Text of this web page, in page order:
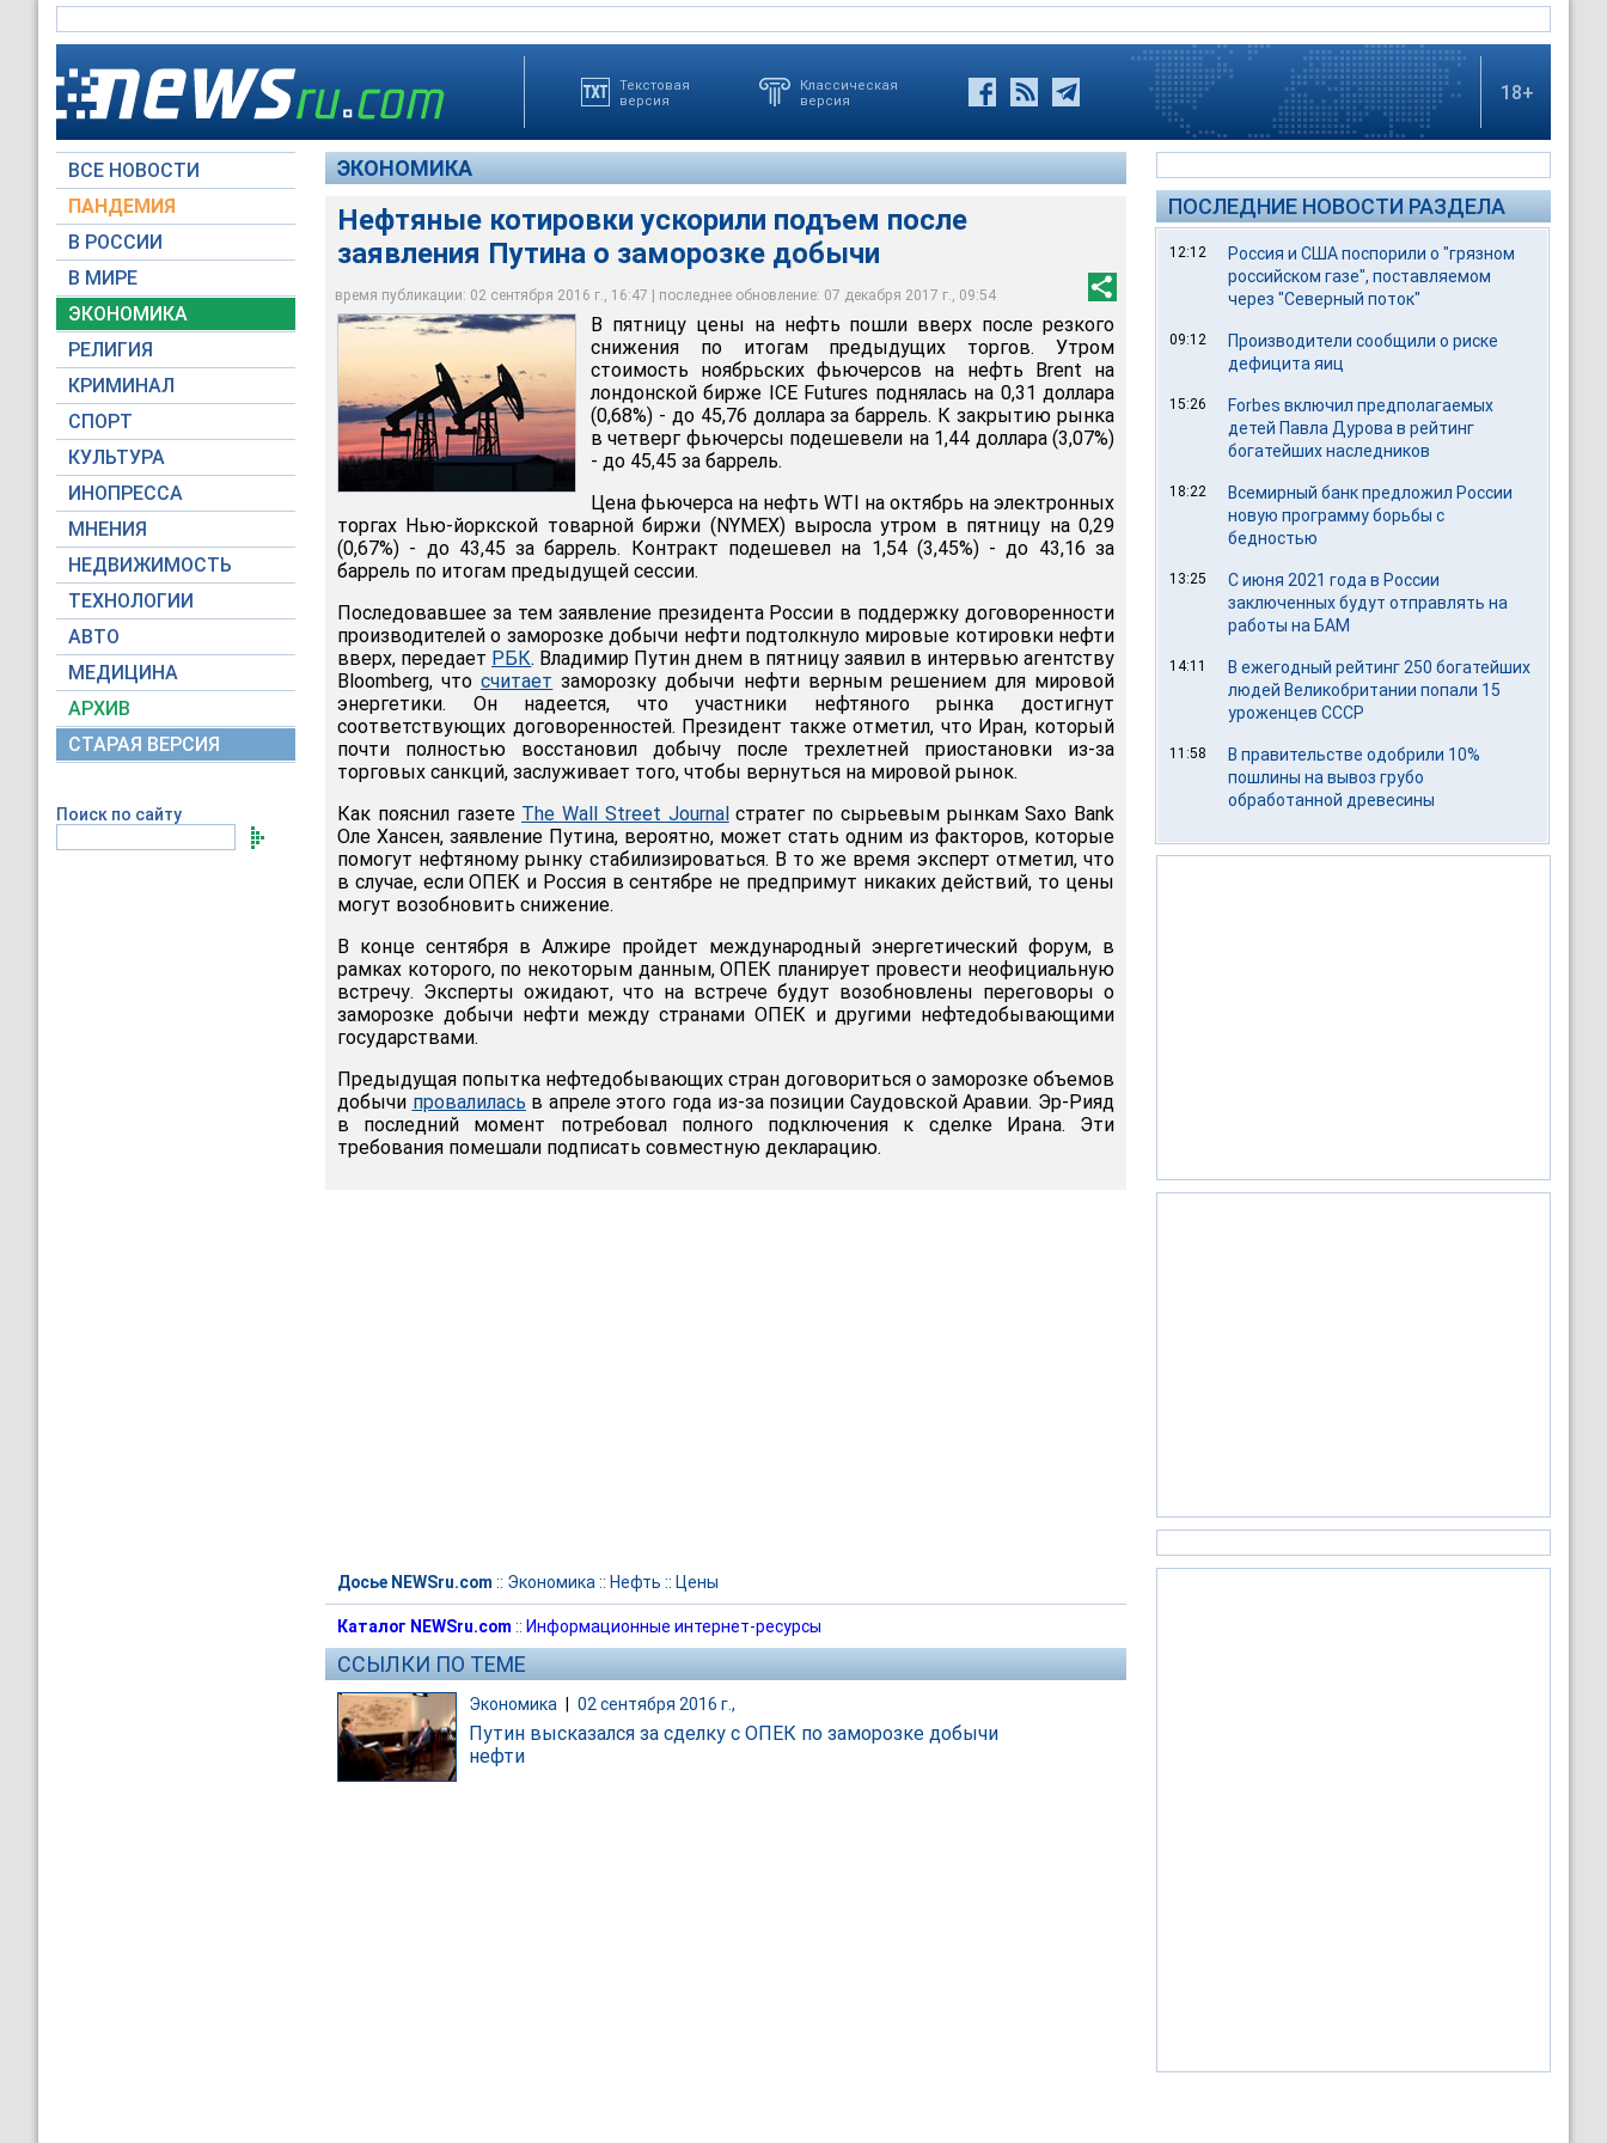
Текстовая
версия
Классическая
версия
18+
ВСЕ НОВОСТИ
ПАНДЕМИЯ
В РОССИИ
В МИРЕ
ЭКОНОМИКА
РЕЛИГИЯ
КРИМИНАЛ
СПОРТ
КУЛЬТУРА
ИНОПРЕССА
МНЕНИЯ
НЕДВИЖИМОСТЬ
ТЕХНОЛОГИИ
АВТО
МЕДИЦИНА
АРХИВ
СТАРАЯ ВЕРСИЯ
Поиск по сайту
ЭКОНОМИКА
Нефтяные котировки ускорили подъем после
заявления Путина о заморозке добычи
время публикации: 02 сентября 2016 г., 16:47 | последнее обновление: 07 декабря 2017 г., 09:54
Нефтяные котировки ускорили подъем после заявления Путина о заморозке добычи
Global Look Press
В пятницу цены на нефть пошли вверх после резкого
снижения по итогам предыдущих торгов. Утром
стоимость ноябрьских фьючерсов на нефть Brent на
лондонской бирже ICE Futures поднялась на 0,31 доллара
(0,68%) - до 45,76 доллара за баррель. К закрытию рынка
в четверг фьючерсы подешевели на 1,44 доллара (3,07%)
- до 45,45 за баррель.
Цена фьючерса на нефть WTI на октябрь на электронных
торгах Нью-йоркской товарной биржи (NYMEX) выросла утром в пятницу на 0,29
(0,67%) - до 43,45 за баррель. Контракт подешевел на 1,54 (3,45%) - до 43,16 за
баррель по итогам предыдущей сессии.
Последовавшее за тем заявление президента России в поддержку договоренности
производителей о заморозке добычи нефти подтолкнуло мировые котировки нефти
вверх, передает РБК. Владимир Путин днем в пятницу заявил в интервью агентству
Bloomberg, чтосчитает заморозку добычи нефти верным решением для мировой
энергетики. Он надеется, что участники нефтяного рынка достигнут
соответствующих договоренностей. Президент также отметил, что Иран, который
почти полностью восстановил добычу после трехлетней приостановки из-за
торговых санкций, заслуживает того, чтобы вернуться на мировой рынок.
Как пояснил газете The Wall Street Journalстратег по сырьевым рынкам Saxo Bank
Оле Хансен, заявление Путина, вероятно, может стать одним из факторов, которые
помогут нефтяному рынку стабилизироваться. В то же время эксперт отметил, что
в случае, если ОПЕК и Россия в сентябре не предпримут никаких действий, то цены
могут возобновить снижение.
В конце сентября в Алжире пройдет международный энергетический форум, в
рамках которого, по некоторым данным, ОПЕК планирует провести неофициальную
встречу. Эксперты ожидают, что на встрече будут возобновлены переговоры о
заморозке добычи нефти между странами ОПЕК и другими нефтедобывающими
государствами.
Предыдущая попытка нефтедобывающих стран договориться о заморозке объемов
добычи провалилась в апреле этого года из-за позиции Саудовской Аравии. Эр-Рияд
в последний момент потребовал полного подключения к сделке Ирана. Эти
требования помешали подписать совместную декларацию.
Досье NEWSru.com :: Экономика :: Нефть :: Цены
Каталог NEWSru.com :: Информационные интернет-ресурсы
ССЫЛКИ ПО ТЕМЕ
Экономика 02 сентября 2016 г.,
Путин высказался за сделку с ОПЕК по заморозке добычи
нефти
ПОСЛЕДНИЕ НОВОСТИ РАЗДЕЛА
12:12
Россия и США поспорили о "грязном
российском газе", поставляемом
через "Северный поток"
09:12
Производители сообщили о риске
дефицита яиц
15:26
Forbes включил предполагаемых
детей Павла Дурова в рейтинг
богатейших наследников
18:22
Всемирный банк предложил России
новую программу борьбы с
бедностью
13:25
С июня 2021 года в России
заключенных будут отправлять на
работы на БАМ
14:11
В ежегодный рейтинг 250 богатейших
людей Великобритании попали 15
уроженцев СССР
11:58
В правительстве одобрили 10%
пошлины на вывоз грубо
обработанной древесины